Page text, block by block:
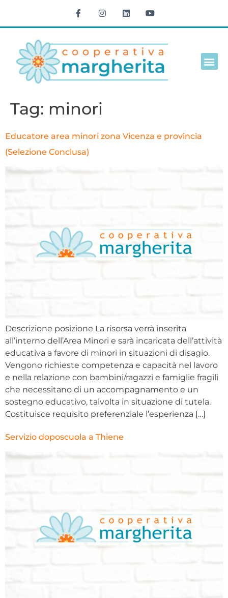
Tag: minori
Educatore area minori zona Vicenza e provincia
(Selezione Conclusa)
Descrizione posizione La risorsa verrà inserita
all’interno dell’Area Minori e sarà incaricata dell’attività
educativa a favore di minori in situazioni di disagio.
Vengono richieste competenza e capacità nel lavoro
e nella relazione con bambini/ragazzi e famiglie fragili
che necessitano di un accompagnamento e un
sostegno educativo, talvolta in situazione di tutela.
Costituisce requisito preferenziale l’esperienza […]
Servizio doposcuola a Thiene